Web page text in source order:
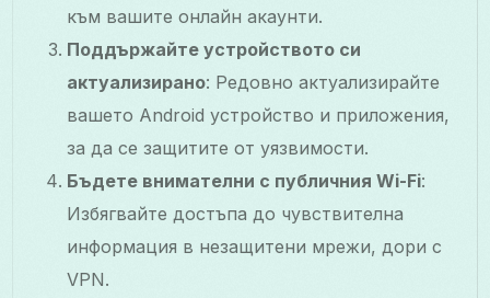
към вашите онлайн акаунти.
Поддържайте устройството си
актуализирано: Редовно актуализирайте
вашето Android устройство и приложения,
за да се защитите от уязвимости.
Бъдете внимателни с публичния Wi-Fi:
Избягвайте достъпа до чувствителна
информация в незащитени мрежи, дори с
VPN.